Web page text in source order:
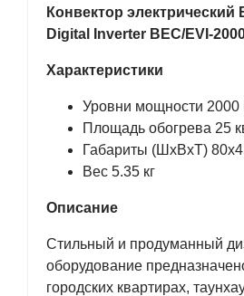
Конвектор электрический
Digital Inverter BEC/EVI-
Характеристики
Уровни мощности 2000
Площадь обогрева 25
Габариты (ШхВхТ)
Вес 5.35 кг
Описание
Стильный и продуманный
оборудование
городских квартирах,